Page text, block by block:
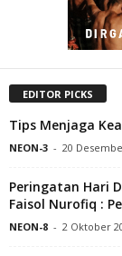
EDITOR PICKS
Tips Menjaga
NEON-3 - 20
Peringatan Hari
Faisol Nurofiq :
NEON-8 - 2 Oktober